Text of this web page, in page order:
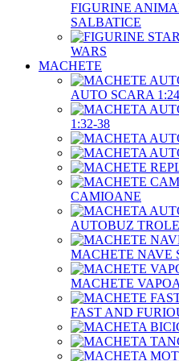
FIGURINE
SALBATICE
WARS
MACHETE
AUTO SCARA 1:24
1:32-38
CAMIOANE
AUTOBUZ
MACHETE NAVE
MACHETE
FAST AND